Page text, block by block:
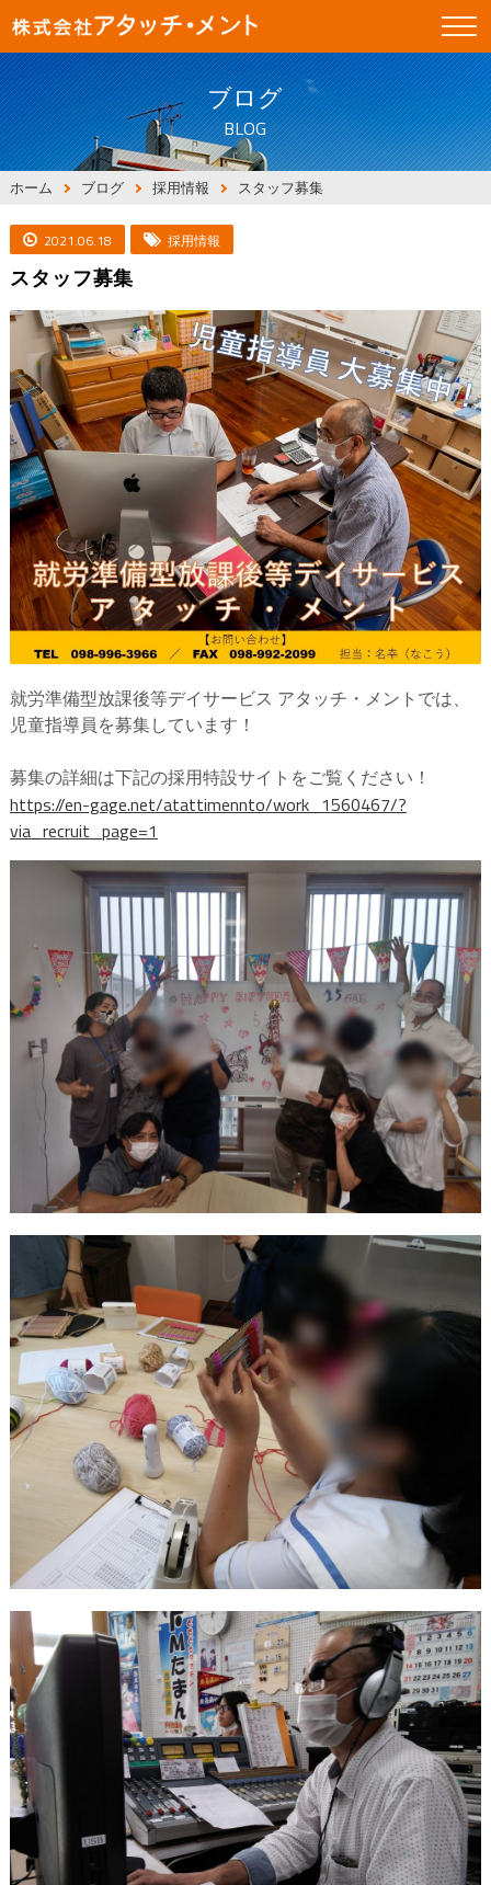
ブログ
BLOG
ホーム ブログ 採用情報 スタッフ募集
2021.06.18 採用情報
スタッフ募集
就労準備型放課後等デイサービス アタッチ・メントでは、
児童指導員を募集しています！
募集の詳細は下記の採用特設サイトをご覧ください！
https://en-gage.net/atattimennto/work_1560467/?
via_recruit_page=1